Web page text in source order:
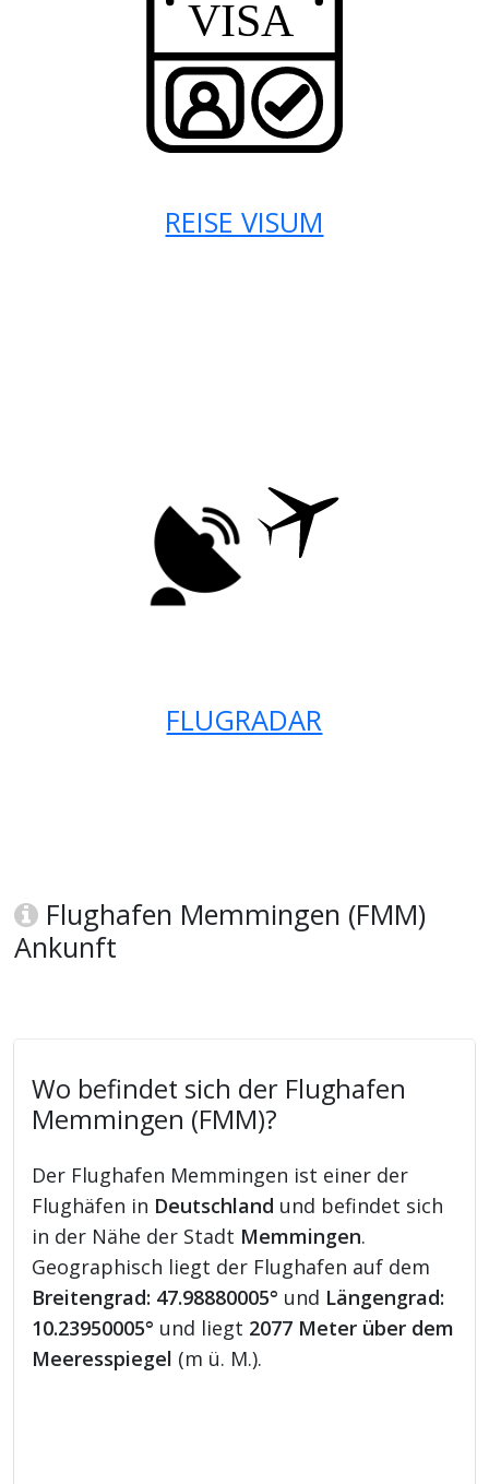
REISE VISUM
FLUGRADAR
Flughafen Memmingen (FMM)
Ankunft
Wo befindet sich der Flughafen
Memmingen (FMM)?
Der Flughafen Memmingen ist einer der
Flughäfen in Deutschland und befindet sich
in der Nähe der Stadt Memmingen.
Geographisch liegt der Flughafen auf dem
Breitengrad: 47.98880005° und Längengrad:
10.23950005° und liegt 2077 Meter über dem
Meeresspiegel (m ü. M.).